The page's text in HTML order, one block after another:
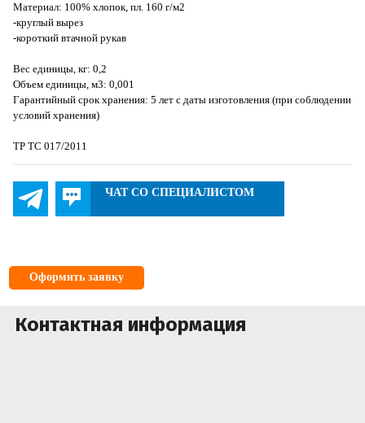
Материал: 100% хлопок, пл. 160 г/м2
-круглый вырез
-короткий втачной рукав
Вес единицы, кг: 0,2
Объем единицы, м3: 0,001
Гарантийный срок хранения: 5 лет с даты изготовления (при соблюдении
условий хранения)
ТР ТС 017/2011
ЧАТ СО СПЕЦИАЛИСТОМ
Оформить заявку
Контактная информация